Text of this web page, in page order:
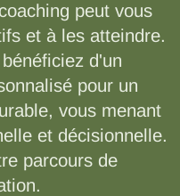
peut vous
et à les atteindre.
d'un
pour un
vous menant
et décisionnelle.
parcours de